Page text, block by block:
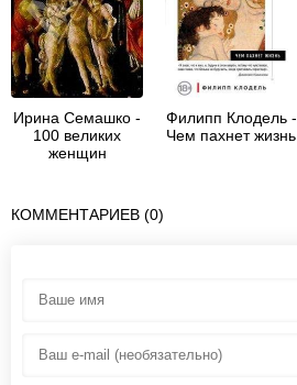
Ирина Семашко -
100 великих
женщин
Филипп Клодель -
Чем пахнет жизнь
КОММЕНТАРИЕВ (0)